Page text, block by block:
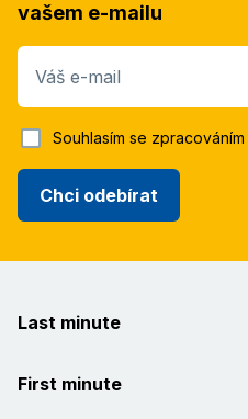
vašem e-mailu
Váš e-mail
Chci odebírat
Souhlasím se zpracováním
Last minute
First minute